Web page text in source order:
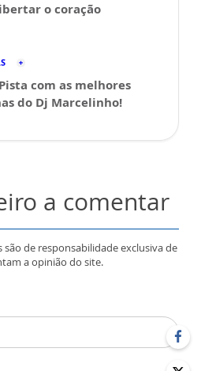
o coração
com as melhores
do Dj Marcelinho!
a comentar
são de responsabilidade exclusiva de
a opinião do site.